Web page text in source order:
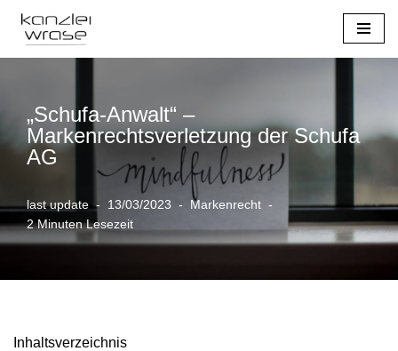
Zum
„Schufa-Anwalt“ –
Markenrechtsverletzung der Schufa
AG
last update 13/03/2023
Markenrecht
2 Minuten Lesezeit
Inhaltsverzeichnis